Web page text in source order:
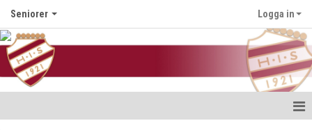
Seniorer Logga in